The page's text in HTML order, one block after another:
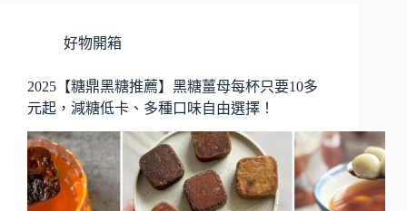
好物開箱
2025【糖鼎黑糖推薦】黑糖薑母每杯只要10多
元起，減糖低卡、多種口味自由選擇！